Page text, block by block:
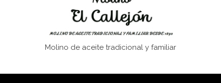
Molino de aceite tradicional y familiar